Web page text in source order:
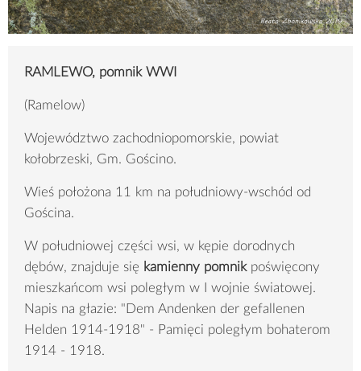
RAMLEWO, pomnik WWI
(Ramelow)
Województwo zachodniopomorskie, powiat
kołobrzeski, Gm. Gościno.
Wieś położona 11 km na południowy-wschód od
Gościna.
W południowej części wsi, w kępie dorodnych
dębów, znajduje się kamienny pomnikpoświęcony
mieszkańcom wsi poległym w I wojnie światowej.
Napis na głazie: "Dem Andenken der gefallenen
Helden 1914-1918" - Pamięci poległym bohaterom
1914 - 1918.